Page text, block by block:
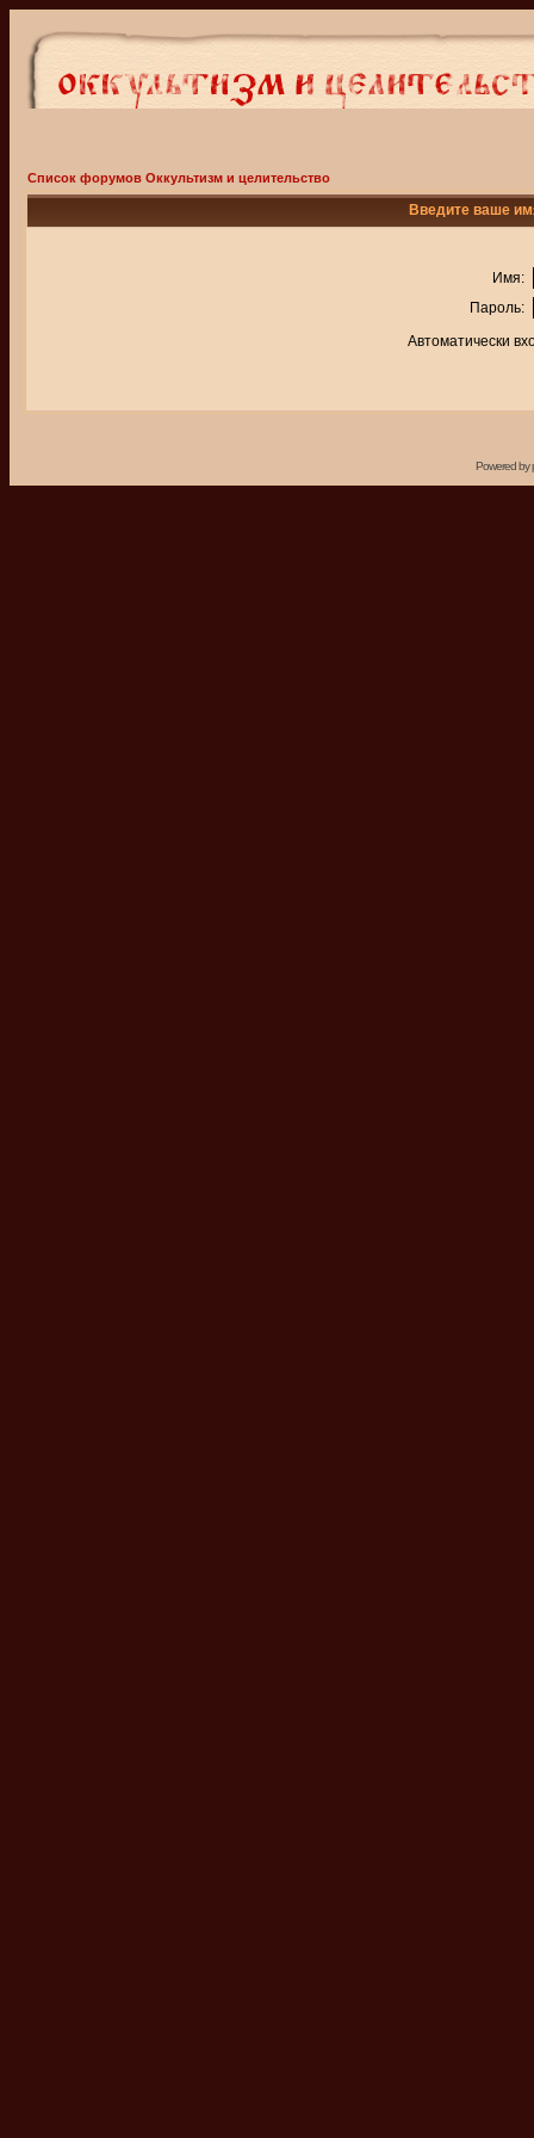
Список форумов Оккультизм и целительство
Введите ваше
Имя:
Пароль:
Автоматически
Powered by